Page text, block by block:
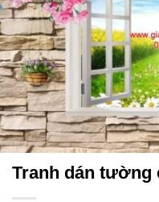
Tranh dán tường